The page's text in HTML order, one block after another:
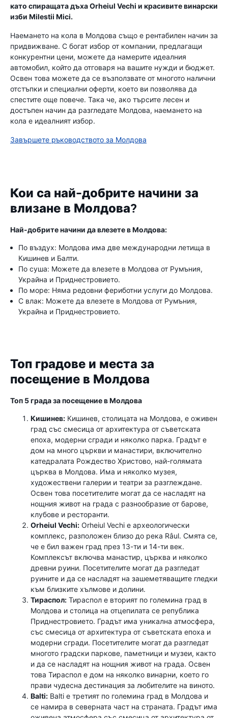
като спиращата дъха Orheiul Vechi и красивите винарски
изби Milestii Mici.
Наемането на кола в Молдова също е рентабилен начин за
придвижване. С богат избор от компании, предлагащи
конкурентни цени, можете да намерите идеалния
автомобил, който да отговаря на вашите нужди и бюджет.
Освен това можете да се възползвате от многото налични
отстъпки и специални оферти, което ви позволява да
спестите още повече. Така че, ако търсите лесен и
достъпен начин да разгледате Молдова, наемането на
кола е идеалният избор.
Завършете ръководството за Молдова
Кои са най-добрите начини за
влизане в Молдова?
Най-добрите начини да влезете в Молдова:
По въздух: Молдова има две международни летища в
Кишинев и Балти.
По суша: Можете да влезете в Молдова от Румъния,
Украйна и Приднестровието.
По море: Няма редовни фериботни услуги до Молдова.
С влак: Можете да влезете в Молдова от Румъния,
Украйна и Приднестровието.
Топ градове и места за
посещение в Молдова
Топ 5 града за посещение в Молдова
Кишинев: Кишинев, столицата на Молдова, е оживен
град със смесица от архитектура от съветската
епоха, модерни сгради и няколко парка. Градът е
дом на много църкви и манастири, включително
катедралата Рождество Христово, най-голямата
църква в Молдова. Има и няколко музея,
художествени галерии и театри за разглеждане.
Освен това посетителите могат да се насладят на
нощния живот на града с разнообразие от барове,
клубове и ресторанти.
Orheiul Vechi: Orheiul Vechi е археологически
комплекс, разположен близо до река Râul. Смята се,
че е бил важен град през 13-ти и 14-ти век.
Комплексът включва манастир, църква и няколко
древни руини. Посетителите могат да разгледат
руините и да се насладят на зашеметяващите гледки
към близките хълмове и долини.
Тираспол: Тираспол е вторият по големина град в
Молдова и столица на отцепилата се република
Приднестровието. Градът има уникална атмосфера,
със смесица от архитектура от съветската епоха и
модерни сгради. Посетителите могат да разгледат
многото градски паркове, паметници и музеи, както
и да се насладят на нощния живот на града. Освен
това Тираспол е дом на няколко винарни, което го
прави чудесна дестинация за любителите на виното.
Balti: Balti е третият по големина град в Молдова и
се намира в северната част на страната. Градът има